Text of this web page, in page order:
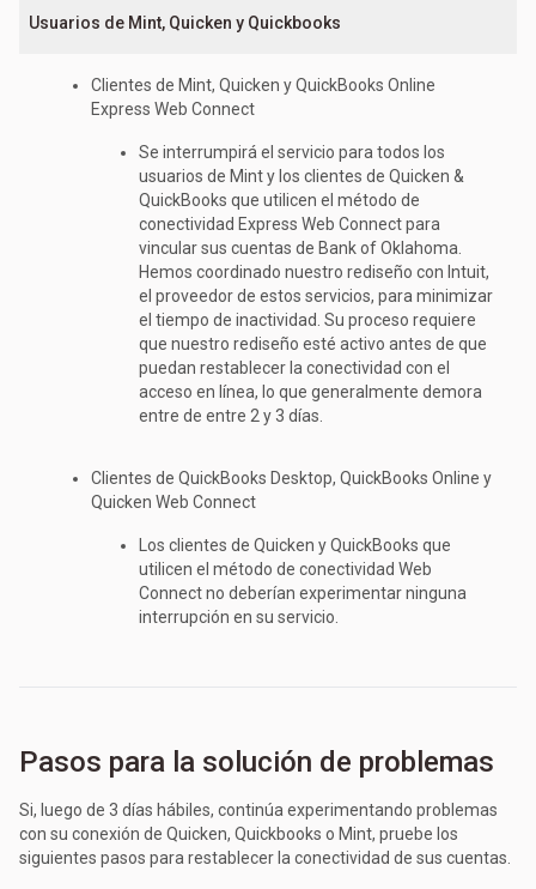
Usuarios de Mint, Quicken y Quickbooks
Clientes de Mint, Quicken y QuickBooks Online
Express Web Connect
Se interrumpirá el servicio para todos los
usuarios de Mint y los clientes de Quicken &
QuickBooks que utilicen el método de
conectividad Express Web Connect para
vincular sus cuentas de Bank of Oklahoma.
Hemos coordinado nuestro rediseño con Intuit,
el proveedor de estos servicios, para minimizar
el tiempo de inactividad. Su proceso requiere
que nuestro rediseño esté activo antes de que
puedan restablecer la conectividad con el
acceso en línea, lo que generalmente demora
entre de entre 2 y 3 días.
Clientes de QuickBooks Desktop, QuickBooks Online y
Quicken Web Connect
Los clientes de Quicken y QuickBooks que
utilicen el método de conectividad Web
Connect no deberían experimentar ninguna
interrupción en su servicio.
Pasos para la solución de problemas
Si, luego de 3 días hábiles, continúa experimentando problemas
con su conexión de Quicken, Quickbooks o Mint, pruebe los
siguientes pasos para restablecer la conectividad de sus cuentas.